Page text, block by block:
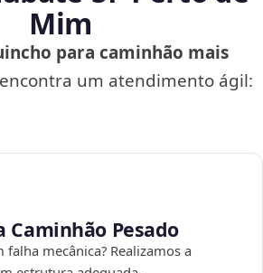
Mim
para caminhão mais
um atendimento ágil:
Caminhão Pesado
mecânica? Realizamos a